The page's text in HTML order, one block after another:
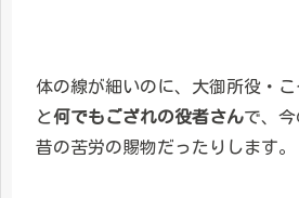
体の線が細いのに、大御所役・
と何でもござれの役者さんで、
昔の苦労の賜物だったりします。